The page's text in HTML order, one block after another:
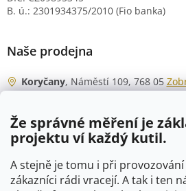
Že správné měření je
projektu ví každý kutil.
A stejně je tomu i při
zákazníci rádi vracejí. A tak i ten
B. ú.: 2301934375/2010 (Fio banka)
Naše prodejna
Koryčany, Náměstí 109, 768 05
Po - Čt
06:00 - 07:00
07:30 - 15:30
Pá
06:00 - 07:00
07:30 - 15:00